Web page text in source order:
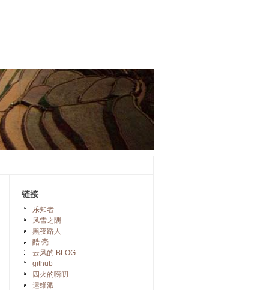
链接
乐知者
风雪之隅
黑夜路人
酷 壳
云风的 BLOG
github
四火的唠叨
运维派